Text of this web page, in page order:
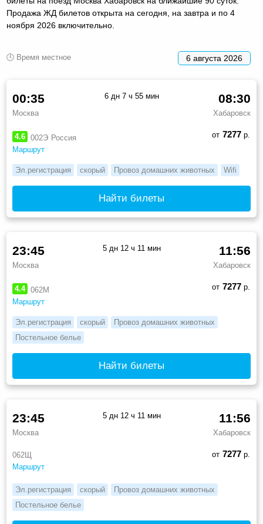
Продажа ЖД билетов открыта на сегодня, на завтра и по 4
ноября 2026 включительно.
🕓 Время местное 6 августа 2026
4.6 002Э Россия
Маршрут
00:35
Москва
08:30
Хабаровск
6 дн 7 ч 55 мин
от 7277р.
Эл.регистрация скорый Провоз домашних животных Wifi
Найти билеты
4.4 062М
Маршрут
23:45
Москва
11:56
Хабаровск
5 дн 12 ч 11 мин
от 7277р.
Эл.регистрация скорый
Провоз домашних животных
Постельное белье
Найти билеты
062Щ
Маршрут
23:45
Москва
11:56
Хабаровск
5 дн 12 ч 11 мин
от 7277р.
Эл.регистрация скорый
Провоз домашних животных
Постельное белье